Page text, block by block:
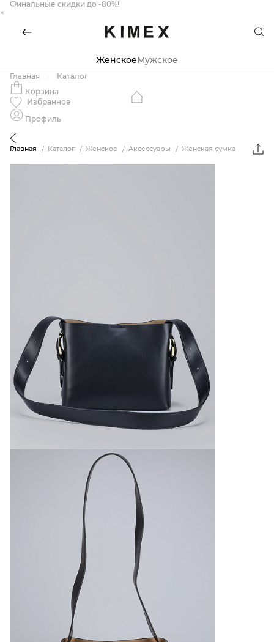
Финальные скидки до -80%!
×
ЖенскоеМужское
Главная
Каталог
Корзина
Избранное
Профиль
Главная Каталог Женское Аксессуары Женская сумка